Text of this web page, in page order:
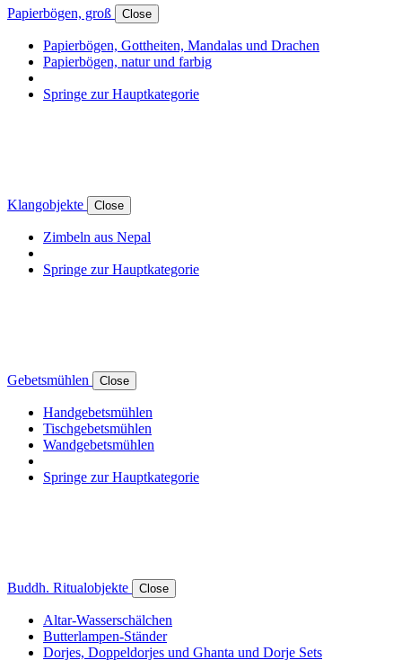
Papierbögen, groß Close
Papierbögen, Gottheiten, Mandalas und Drachen
Papierbögen, natur und farbig
Springe zur Hauptkategorie
Klangobjekte Close
Zimbeln aus Nepal
Springe zur Hauptkategorie
Gebetsmühlen Close
Handgebetsmühlen
Tischgebetsmühlen
Wandgebetsmühlen
Springe zur Hauptkategorie
Buddh. Ritualobjekte Close
Altar-Wasserschälchen
Butterlampen-Ständer
Dorjes, Doppeldorjes und Ghanta und Dorje Sets